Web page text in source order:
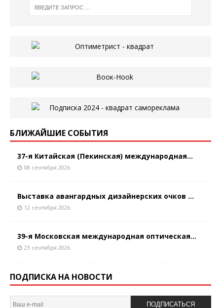
БЛИЖАЙШИЕ СОБЫТИЯ
37-я Китайская (Пекинская) международная...
08 сентября 2026
Выставка авангардных дизайнерских очков ...
12 сентября 2026
39-я Московская международная оптическая...
23 сентября 2026
ПОДПИСКА НА НОВОСТИ
ПОДПИСАТЬСЯ